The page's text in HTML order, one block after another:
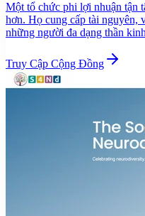
Một tổ chức phi lợi nhuận tận
hơn. Họ cung cấp tài nguyên,
những người đa dạng thần
Truy Cập Cộng Đồng